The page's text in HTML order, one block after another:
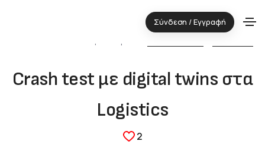
Σύνδεση / Εγγραφή
Crash test με digital twins στα
Logistics
2